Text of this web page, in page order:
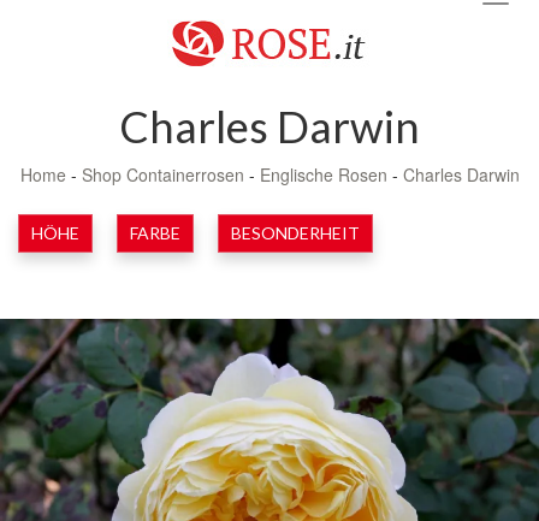
Charles Darwin
Home - Shop Containerrosen - Englische Rosen - Charles Darwin
HÖHE FARBE BESONDERHEIT